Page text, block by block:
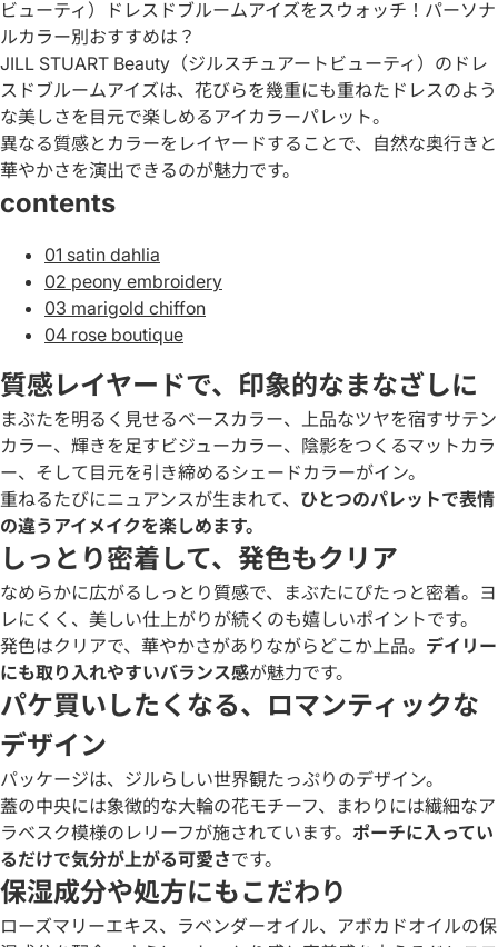
JILL STUART Beauty（ジルスチュアートビューティ）のドレ
スドブルームアイズは、花びらを幾重にも重ねたドレスのよう
な美しさを目元で楽しめるアイカラーパレット。
異なる質感とカラーをレイヤードすることで、自然な奥行きと
華やかさを演出できるのが魅力です。
contents
01 satin dahlia
02 peony embroidery
03 marigold chiffon
04 rose boutique
質感レイヤードで、印象的なまなざしに
まぶたを明るく見せるベースカラー、上品なツヤを宿すサテン
カラー、輝きを足すビジューカラー、陰影をつくるマットカラ
ー、そして目元を引き締めるシェードカラーがイン。
重ねるたびにニュアンスが生まれて、 ひとつのパレットで表情
の違うアイメイクを楽しめます。
しっとり密着して、発色もクリア
なめらかに広がるしっとり質感で、まぶたにぴたっと密着。ヨ
レにくく、美しい仕上がりが続くのも嬉しいポイントです。
発色はクリアで、華やかさがありながらどこか上品。 デイリー
にも取り入れやすいバランス感が魅力です。
パケ買いしたくなる、ロマンティックな
デザイン
パッケージは、ジルらしい世界観たっぷりのデザイン。
蓋の中央には象徴的な大輪の花モチーフ、まわりには繊細なア
ラベスク模様のレリーフが施されています。 ポーチに入ってい
るだけで気分が上がる可愛さです。
保湿成分や処方にもこだわり
ローズマリーエキス、ラベンダーオイル、アボカドオイルの保